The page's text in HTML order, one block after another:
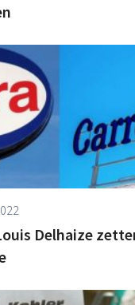
Delhaize